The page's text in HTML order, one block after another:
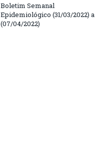
Boletim Semanal
Epidemiológico (31/03/2022) a
(07/04/2022)